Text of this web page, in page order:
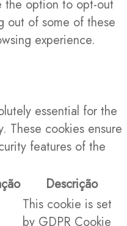
the option to opt-out
out of some of these
experience.
essential for the
These cookies ensure
features of the
Descrição
This cookie is set
by GDPR Cookie